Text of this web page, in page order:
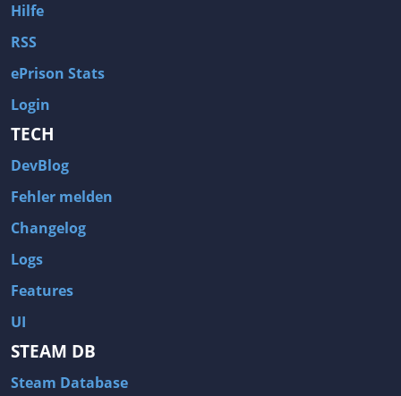
Hilfe
RSS
ePrison Stats
Login
TECH
DevBlog
Fehler melden
Changelog
Logs
Features
UI
STEAM DB
Steam Database